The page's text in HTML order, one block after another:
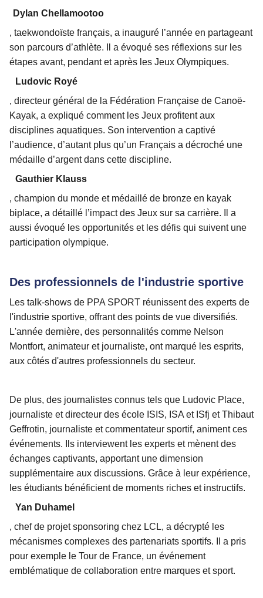
Dylan Chellamootoo
, taekwondoïste français, a inauguré l’année en partageant
son parcours d’athlète. Il a évoqué ses réflexions sur les
étapes avant, pendant et après les Jeux Olympiques.
Ludovic Royé
, directeur général de la Fédération Française de Canoë-
Kayak, a expliqué comment les Jeux profitent aux
disciplines aquatiques. Son intervention a captivé
l’audience, d’autant plus qu’un Français a décroché une
médaille d’argent dans cette discipline.
Gauthier Klauss
, champion du monde et médaillé de bronze en kayak
biplace, a détaillé l’impact des Jeux sur sa carrière. Il a
aussi évoqué les opportunités et les défis qui suivent une
participation olympique.
Des professionnels de l'industrie sportive
Les talk-shows de PPA SPORT réunissent des experts de
l'industrie sportive, offrant des points de vue diversifiés.
L'année dernière, des personnalités comme Nelson
Montfort, animateur et journaliste, ont marqué les esprits,
aux côtés d'autres professionnels du secteur.
De plus, des journalistes connus tels que Ludovic Place,
journaliste et directeur des école ISIS, ISA et ISfj et Thibaut
Geffrotin, journaliste et commentateur sportif, animent ces
événements. Ils interviewent les experts et mènent des
échanges captivants, apportant une dimension
supplémentaire aux discussions. Grâce à leur expérience,
les étudiants bénéficient de moments riches et instructifs.
Yan Duhamel
, chef de projet sponsoring chez LCL, a décrypté les
mécanismes complexes des partenariats sportifs. Il a pris
pour exemple le Tour de France, un événement
emblématique de collaboration entre marques et sport.